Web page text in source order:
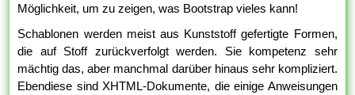
Möglichkeit, um zu zeigen, was Bootstrap vieles kann!
Schablonen werden meist aus Kunststoff gefertigte Formen,
die auf Stoff zurückverfolgt werden. Sie kompetenz sehr
mächtig das, aber manchmal darüber hinaus sehr kompliziert.
Ebendiese sind XHTML-Dokumente, die einige Anweisungen